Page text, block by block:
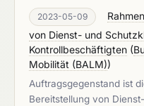
2023-05-09
von Dienst- und
Kontrollbeschäftigten (
Mobilität (BALM))
Auftragsgegenstand ist
Bereitstellung von